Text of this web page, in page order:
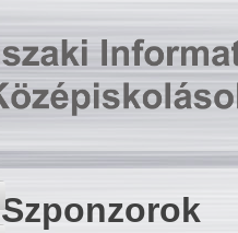
Szponzorok